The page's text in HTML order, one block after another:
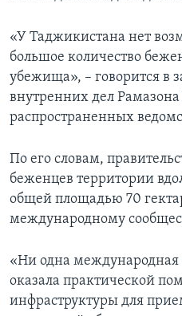
«У Таджикистана нет
большое количество
убежища», – говорится в
внутренних дел
распространенных
По его словам,
беженцев территории
общей площадью 70
международному
«Ни одна международная
оказала практической
инфраструктуры для